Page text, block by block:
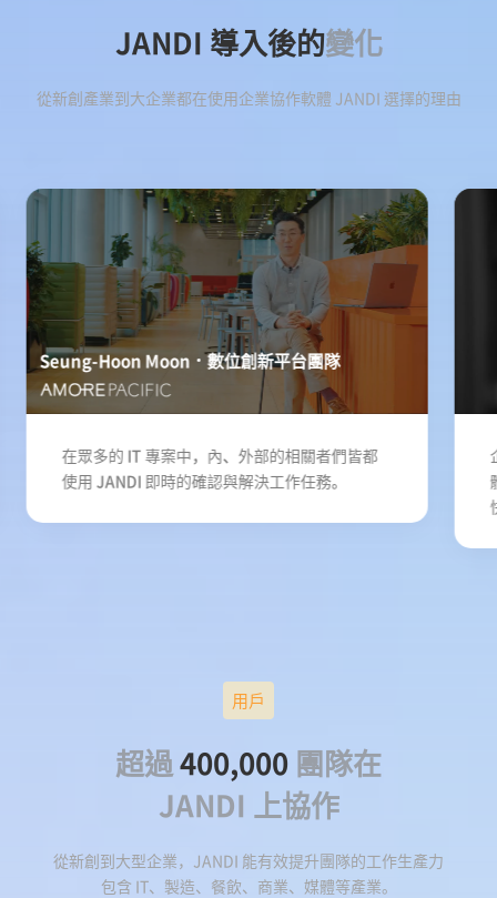
JANDI 導入後的變化
從新創產業到大企業都在使用企業協作軟體 JANDI 選擇的理由
Seung-Hoon Moon 數位創新平台團隊
在眾多的 IT 專案中，內、外部的相關者們皆都
使用 JANDI 即時的確認與解決工作任務。
用戶
超過400,000 團隊在
JANDI 上協作
從新創到大型企業，JANDI 能有效提升團隊的工作生產力
包含 IT、製造、餐飲、商業、媒體等產業。